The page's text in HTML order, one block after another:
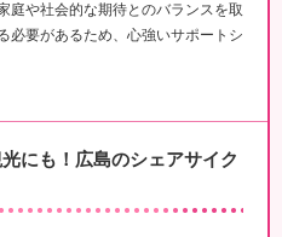
庭や社会的な期待とのバランスを取
必要があるため、心強いサポートシ
にも！広島のシェアサイク